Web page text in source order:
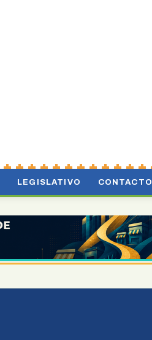
LEGISLATIVO CONTACTO